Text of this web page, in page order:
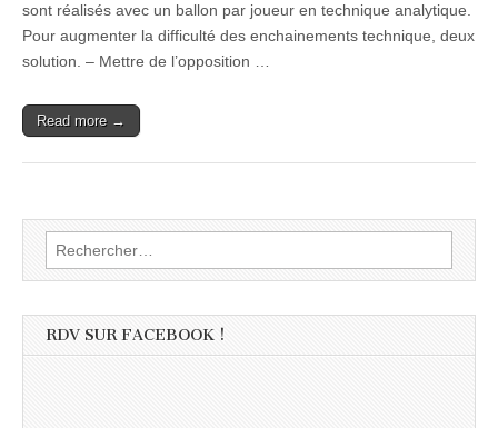
sont réalisés avec un ballon par joueur en technique analytique.
Pour augmenter la difficulté des enchainements technique, deux
solution. – Mettre de l’opposition …
Read more →
Rechercher :
RDV SUR FACEBOOK !